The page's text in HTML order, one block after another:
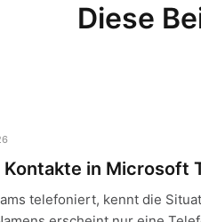
Diese
in Microsoft
telefoniert, kennt die